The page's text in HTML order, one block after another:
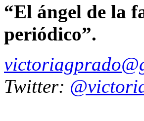
“El ángel de la
periódico”.
Twitter: